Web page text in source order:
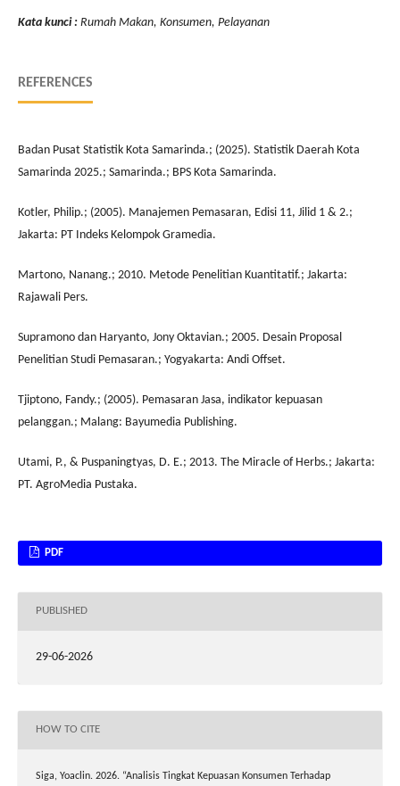
Kata kunci: Rumah Makan, Konsumen, Pelayanan
REFERENCES
Badan Pusat Statistik Kota Samarinda.; (2025). Statistik Daerah Kota
Samarinda 2025.; Samarinda.; BPS Kota Samarinda.
Kotler, Philip.; (2005). Manajemen Pemasaran, Edisi 11, Jilid 1 & 2.;
Jakarta: PT Indeks Kelompok Gramedia.
Martono, Nanang.; 2010. Metode Penelitian Kuantitatif.; Jakarta:
Rajawali Pers.
Supramono dan Haryanto, Jony Oktavian.; 2005. Desain Proposal
Penelitian Studi Pemasaran.; Yogyakarta: Andi Offset.
Tjiptono, Fandy.; (2005). Pemasaran Jasa, indikator kepuasan
pelanggan.; Malang: Bayumedia Publishing.
Utami, P., & Puspaningtyas, D. E.; 2013. The Miracle of Herbs.; Jakarta:
PT. AgroMedia Pustaka.
PDF
PUBLISHED
29-06-2026
HOW TO CITE
Siga, Yoaclin. 2026. “Analisis Tingkat Kepuasan Konsumen Terhadap